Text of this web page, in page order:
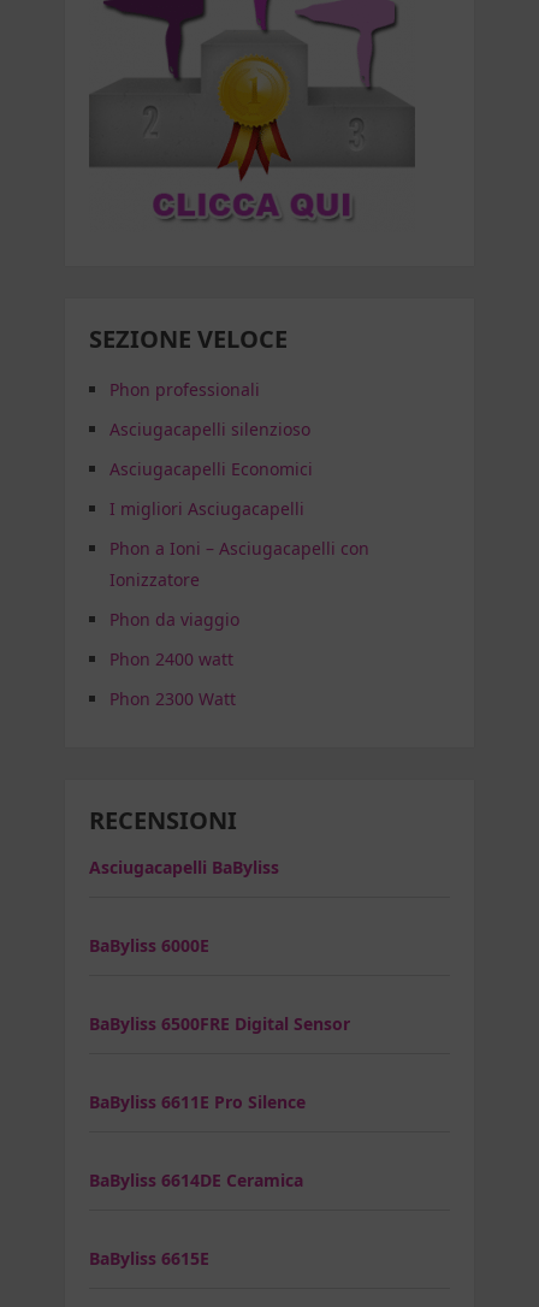
SEZIONE VELOCE
Phon professionali
Asciugacapelli silenzioso
Asciugacapelli Economici
I migliori Asciugacapelli
Phon a Ioni – Asciugacapelli con
Ionizzatore
Phon da viaggio
Phon 2400 watt
Phon 2300 Watt
RECENSIONI
Asciugacapelli BaByliss
BaByliss 6000E
BaByliss 6500FRE Digital Sensor
BaByliss 6611E Pro Silence
BaByliss 6614DE Ceramica
BaByliss 6615E